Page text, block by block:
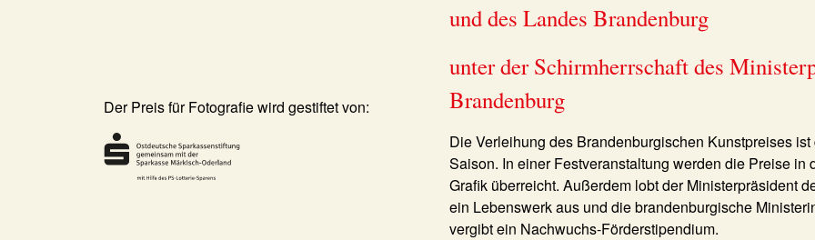
Der Preis für Fotografie wird gestiftet von:
und des Landes Brandenburg
unter der Schirmherrschaft des
Brandenburg
Die Verleihung des Brandenburgischen Kunstpreises
Saison. In einer Festveranstaltung werden die Preise
Grafik überreicht. Außerdem lobt der Ministerpräsident
ein Lebenswerk aus und die brandenburgische
vergibt ein Nachwuchs-Förderstipendium.